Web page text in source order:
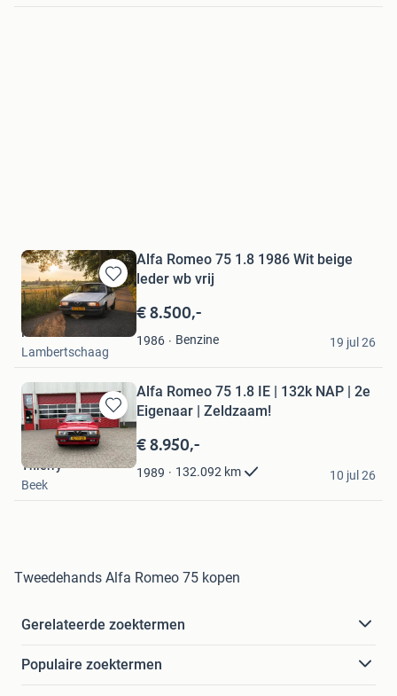
Bewaren
in
Mijn
Favorieten
Alfa Romeo 75 1.8 1986 Wit beige
leder wb vrij
€ 8.500,-
1986 Benzine
Michiel
Lambertschaag
19 jul 26
Bewaren
in
Mijn
Favorieten
Alfa Romeo 75 1.8 IE | 132k NAP | 2e
Eigenaar | Zeldzaam!
€ 8.950,-
1989 132.092 km
Thierry
Beek
10 jul 26
Tweedehands Alfa Romeo 75 kopen
Gerelateerde zoektermen
Populaire zoektermen